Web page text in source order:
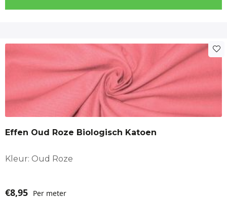
Effen Oud Roze Biologisch Katoen
Kleur: Oud Roze
€8,95 Per meter